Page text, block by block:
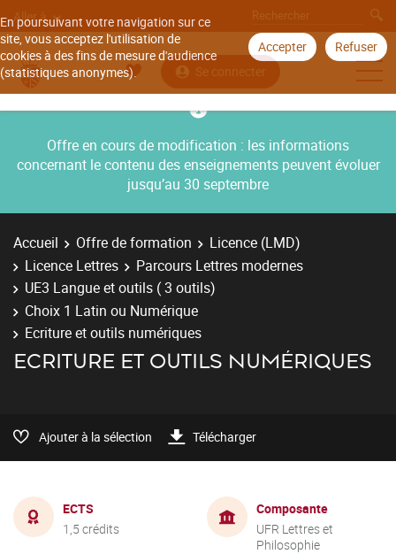
En poursuivant votre navigation sur ce
site, vous acceptez l'utilisation de
cookies à des fins de mesure d'audience
(statistiques anonymes).
Accepter Refuser
Aller à
Se connecter
Offre en cours de modification : les informations
concernant le contenu des enseignements peuvent évoluer
jusqu’au 30 septembre
Accueil Offre de formation
Licence (LMD)
Licence Lettres
Parcours Lettres modernes
UE3 Langue et outils ( 3 outils)
Choix 1 Latin ou Numérique
Ecriture et outils numériques
ECRITURE ET OUTILS NUMÉRIQUES
Ajouter à la sélection Télécharger
ECTS
1,5 crédits
Composante
UFR Lettres et
Philosophie